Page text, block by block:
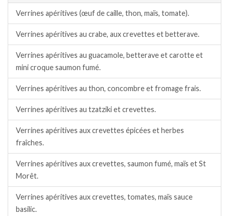
Verrines apéritives (œuf de caille, thon, maïs, tomate).
Verrines apéritives au crabe, aux crevettes et betterave.
Verrines apéritives au guacamole, betterave et carotte et
mini croque saumon fumé.
Verrines apéritives au thon, concombre et fromage frais.
Verrines apéritives au tzatziki et crevettes.
Verrines apéritives aux crevettes épicées et herbes
fraîches.
Verrines apéritives aux crevettes, saumon fumé, maïs et St
Morêt.
Verrines apéritives aux crevettes, tomates, maïs sauce
basilic.